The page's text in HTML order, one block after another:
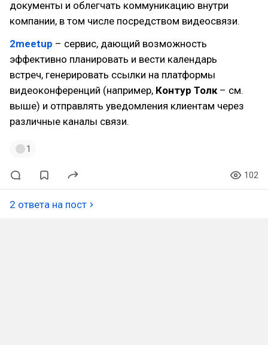
документы и облегчать коммуникацию внутри
компании, в том числе посредством видеосвязи.
2meetup – сервис, дающий возможность
эффективно планировать и вести календарь
встреч, генерировать ссылки на платформы
видеоконференций (например, Контур Толк– см.
выше) и отправлять уведомления клиентам через
различные каналы связи.
1
102
2 ответа на пост